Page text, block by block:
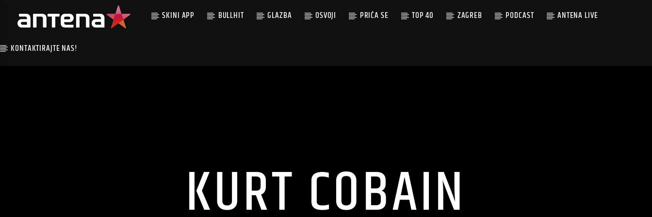
SKINI APP BULLHIT GLAZBA OSVOJI PRIČA SE TOP 40 ZAGREB PODCAST ANTENA LIVE
KONTAKTIRAJTE NAS!
KURT COBAIN